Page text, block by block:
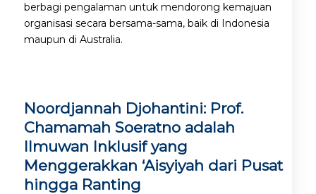
berbagi pengalaman untuk mendorong kemajuan
organisasi secara bersama-sama, baik di Indonesia
maupun di Australia.
Noordjannah Djohantini: Prof.
Chamamah Soeratno adalah
Ilmuwan Inklusif yang
Menggerakkan ‘Aisyiyah dari Pusat
hingga Ranting